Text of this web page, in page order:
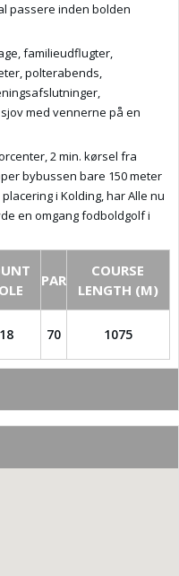
passere inden bolden
familieudflugter,
polterabends,
med vennerne på en
2 min. kørsel fra
bybussen bare 150 meter
i Kolding, har Alle nu
en omgang fodboldgolf i
PAR
COURSE
LENGTH (M)
18 70 1075